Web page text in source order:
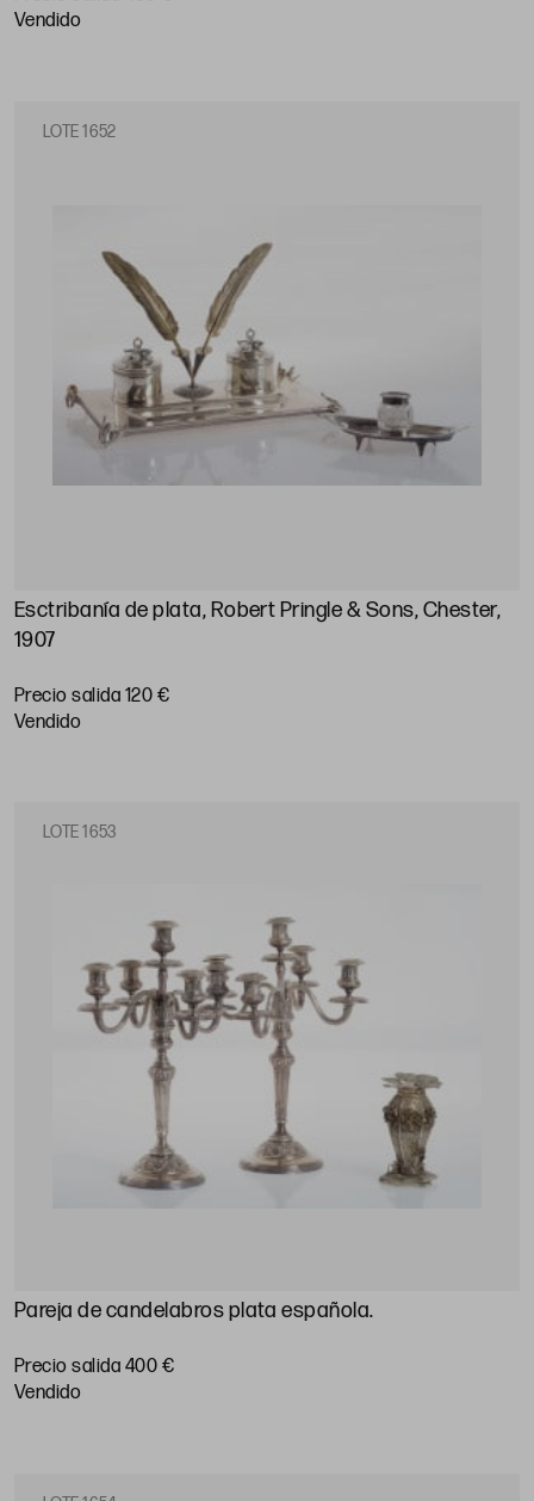
vendido
LOTE 1652
Esctribanía de plata, Robert Pringle & Sons, Chester,
1907
Precio salida 120 €
vendido
LOTE 1653
Pareja de candelabros plata española.
Precio salida 400 €
vendido